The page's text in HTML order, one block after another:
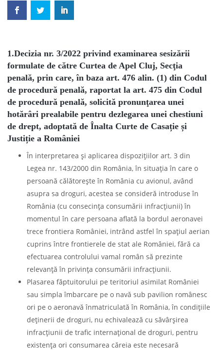
1.Decizia nr. 3/2022 privind examinarea sesizării
formulate de către Curtea de Apel Cluj, Secţia
penală, prin care, în baza art. 476 alin. (1) din Codul
de procedură penală, raportat la art. 475 din Codul
de procedură penală, solicită pronunţarea unei
hotărâri prealabile pentru dezlegarea unei chestiuni
de drept, adoptată de Înalta Curte de Casație și
Justiție a României
În interpretarea şi aplicarea dispoziţiilor art. 3 din
Legea nr. 143/2000 din România, în situaţia în care o
persoană călătoreşte în România cu avionul, având
asupra sa droguri, acestea se consideră introduse în
România (cu consecinţa consumării infracţiunii) în
momentul în care persoana aflată la bordul aeronavei
trece frontiera României, intrând astfel în spaţiul aerian
cuprins între frontierele de stat ale României, fără ca
efectuarea controlului vamal român să prezinte
relevanţă în privinţa consumării infracţiunii.
Plasarea făptuitorului pe teritoriul asimilat României
sau simpla îmbarcare pe o navă sub pavilion românesc
ori pe o aeronavă înmatriculată în România, în condiţiile
deţinerii de droguri, nu echivalează cu săvârşirea
infracţiunii de trafic internaţional de droguri, pentru
existenţa ori consumarea căreia este necesară